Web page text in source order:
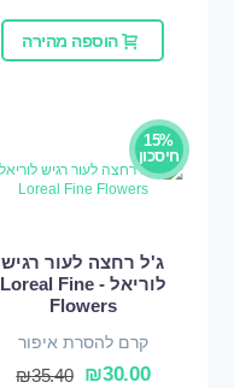
הוספה מהירה
15%
חיסכון
ג'ל רחצה לעור רגיש
לוריאל - Loreal Fine
Flowers
קרם להסרת איפור
₪30.00
₪35.40